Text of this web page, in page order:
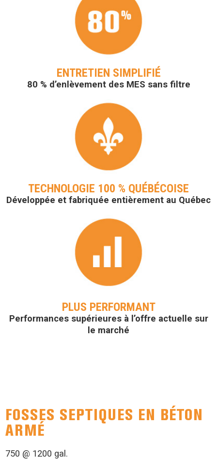
ENTRETIEN SIMPLIFIÉ
80 % d’enlèvement des MES sans filtre
TECHNOLOGIE 100 % QUÉBÉCOISE
Développée et fabriquée entièrement au Québec
PLUS PERFORMANT
Performances supérieures à l’offre actuelle sur
le marché
FOSSES SEPTIQUES EN BÉTON
ARMÉ
750 @ 1200 gal.